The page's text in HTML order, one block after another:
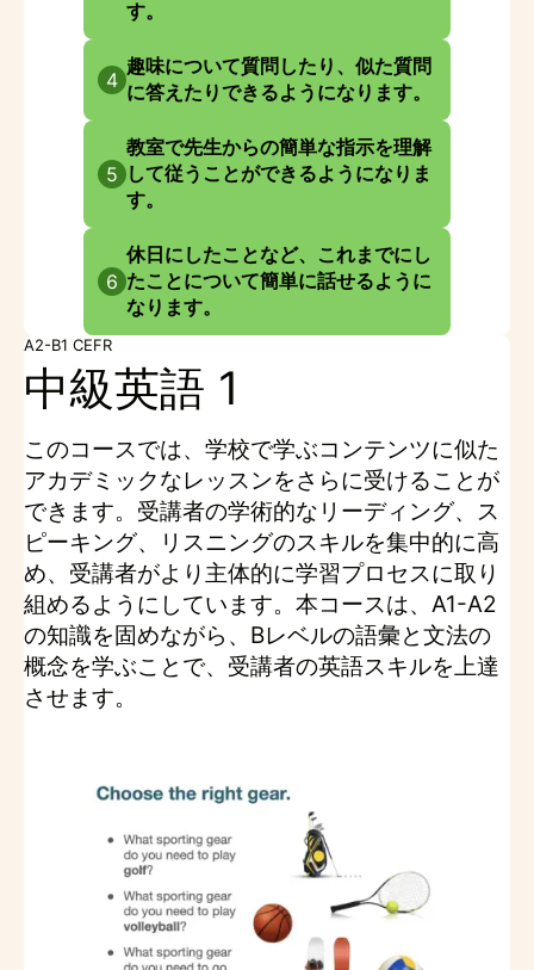
す。
4
趣味について質問したり、似た質問
に答えたりできるようになります。
5
教室で先生からの簡単な指示を理解
して従うことができるようになりま
す。
6
休日にしたことなど、これまでにし
たことについて簡単に話せるように
なります。
A2-B1 CEFR
中級英語 1
このコースでは、学校で学ぶコンテンツに似た
アカデミックなレッスンをさらに受けることが
できます。受講者の学術的なリーディング、ス
ピーキング、リスニングのスキルを集中的に高
め、受講者がより主体的に学習プロセスに取り
組めるようにしています。本コースは、A1-A2
の知識を固めながら、Bレベルの語彙と文法の
概念を学ぶことで、受講者の英語スキルを上達
させます。